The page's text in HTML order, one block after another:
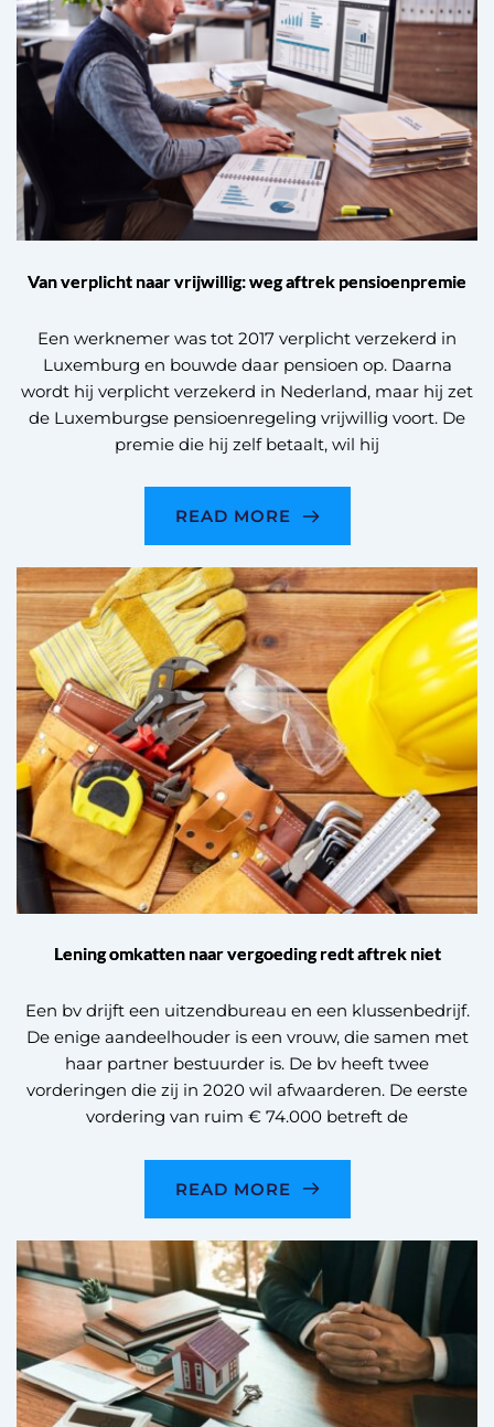
Van verplicht naar vrijwillig: weg aftrek pensioenpremie
Een werknemer was tot 2017 verplicht verzekerd in
Luxemburg en bouwde daar pensioen op. Daarna
wordt hij verplicht verzekerd in Nederland, maar hij zet
de Luxemburgse pensioenregeling vrijwillig voort. De
premie die hij zelf betaalt, wil hij
READ MORE
Lening omkatten naar vergoeding redt aftrek niet
Een bv drijft een uitzendbureau en een klussenbedrijf.
De enige aandeelhouder is een vrouw, die samen met
haar partner bestuurder is. De bv heeft twee
vorderingen die zij in 2020 wil afwaarderen. De eerste
vordering van ruim € 74.000 betreft de
READ MORE